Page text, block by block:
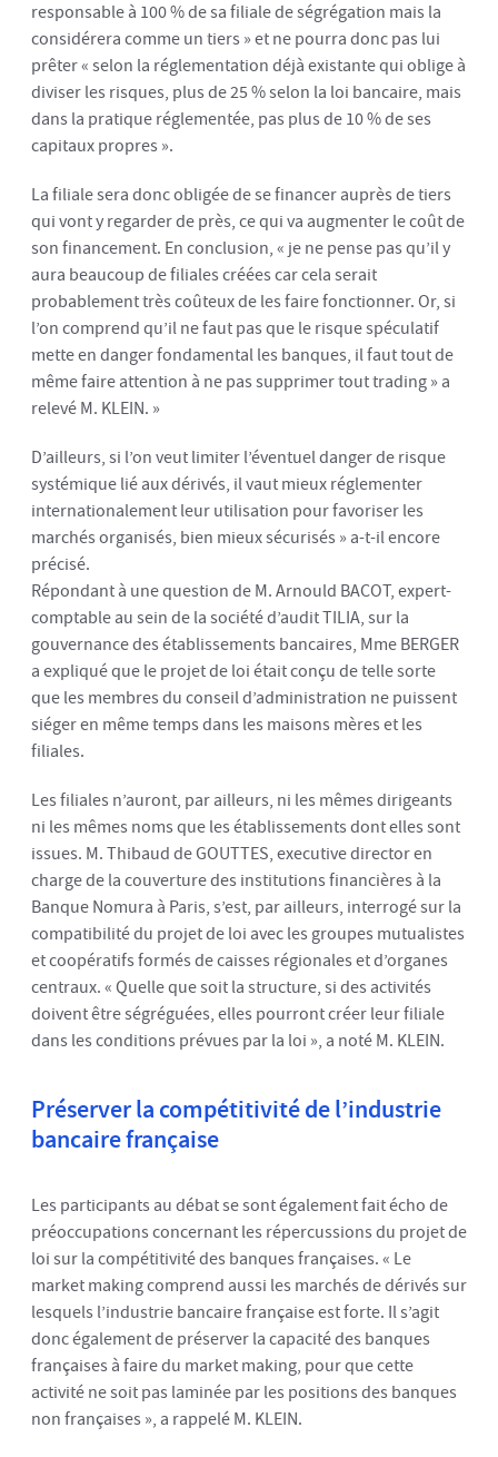
responsable à 100 % de sa filiale de ségrégation mais la
considérera comme un tiers » et ne pourra donc pas lui
prêter « selon la réglementation déjà existante qui oblige à
diviser les risques, plus de 25 % selon la loi bancaire, mais
dans la pratique réglementée, pas plus de 10 % de ses
capitaux propres ».
La filiale sera donc obligée de se financer auprès de tiers
qui vont y regarder de près, ce qui va augmenter le coût de
son financement. En conclusion, « je ne pense pas qu’il y
aura beaucoup de filiales créées car cela serait
probablement très coûteux de les faire fonctionner. Or, si
l’on comprend qu’il ne faut pas que le risque spéculatif
mette en danger fondamental les banques, il faut tout de
même faire attention à ne pas supprimer tout trading » a
relevé M. KLEIN. »
D’ailleurs, si l’on veut limiter l’éventuel danger de risque
systémique lié aux dérivés, il vaut mieux réglementer
internationalement leur utilisation pour favoriser les
marchés organisés, bien mieux sécurisés » a-t-il encore
précisé.
Répondant à une question de M. Arnould BACOT, expert-
comptable au sein de la société d’audit TILIA, sur la
gouvernance des établissements bancaires, Mme BERGER
a expliqué que le projet de loi était conçu de telle sorte
que les membres du conseil d’administration ne puissent
siéger en même temps dans les maisons mères et les
filiales.
Les filiales n’auront, par ailleurs, ni les mêmes dirigeants
ni les mêmes noms que les établissements dont elles sont
issues. M. Thibaud de GOUTTES, executive director en
charge de la couverture des institutions financières à la
Banque Nomura à Paris, s’est, par ailleurs, interrogé sur la
compatibilité du projet de loi avec les groupes mutualistes
et coopératifs formés de caisses régionales et d’organes
centraux. « Quelle que soit la structure, si des activités
doivent être ségréguées, elles pourront créer leur filiale
dans les conditions prévues par la loi », a noté M. KLEIN.
Préserver la compétitivité de l’industrie
bancaire française
Les participants au débat se sont également fait écho de
préoccupations concernant les répercussions du projet de
loi sur la compétitivité des banques françaises. « Le
market making comprend aussi les marchés de dérivés sur
lesquels l’industrie bancaire française est forte. Il s’agit
donc également de préserver la capacité des banques
françaises à faire du market making, pour que cette
activité ne soit pas laminée par les positions des banques
non françaises », a rappelé M. KLEIN.